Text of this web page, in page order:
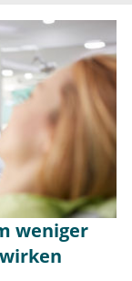
weniger